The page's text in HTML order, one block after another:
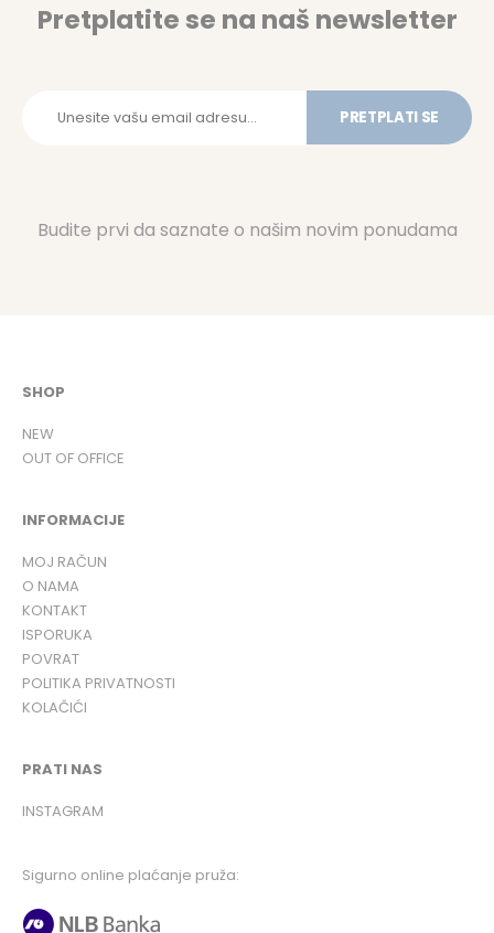
Pretplatite se na naš newsletter
PRETPLATI SE
Budite prvi da saznate o našim novim ponudama
SHOP
NEW
OUT OF OFFICE
INFORMACIJE
MOJ RAČUN
O NAMA
KONTAKT
ISPORUKA
POVRAT
POLITIKA PRIVATNOSTI
KOLAČIĆI
PRATI NAS
INSTAGRAM
Sigurno online plaćanje pruža: